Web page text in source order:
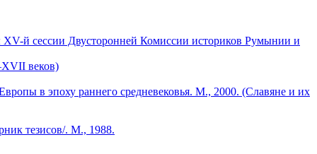
XV-й сессии Двусторонней Комиссии историков Румынии и
веков)
в эпоху раннего средневековья. М., 2000. (Славяне и их
тезисов/. М., 1988.